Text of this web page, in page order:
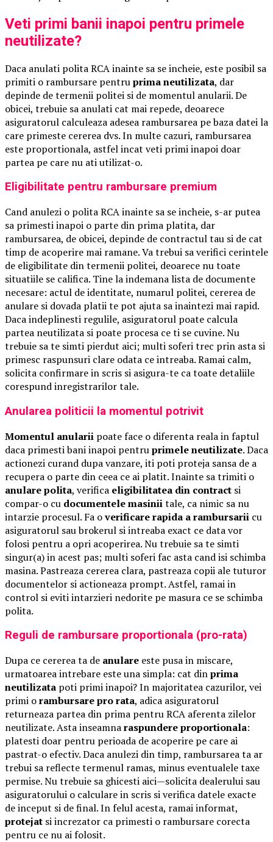
Veti primi banii inapoi pentru primele
neutilizate?
Daca anulati polita RCA inainte sa se incheie, este posibil sa
primiti o rambursare pentruprima neutilizata, dar
depinde de termenii politei si de momentul anularii. De
obicei, trebuie sa anulati cat mai repede, deoarece
asiguratorul calculeaza adesea rambursarea pe baza datei la
care primeste cererea dvs. In multe cazuri, rambursarea
este proportionala, astfel incat veti primi inapoi doar
partea pe care nu ati utilizat-o.
Eligibilitate pentru rambursare premium
Cand anulezi o polita RCA inainte sa se incheie, s-ar putea
sa primesti inapoi o parte din prima platita, dar
rambursarea, de obicei, depinde de contractul tau si de cat
timp de acoperire mai ramane. Va trebui sa verifici cerintele
de eligibilitate din termenii politei, deoarece nu toate
situatiile se califica. Tine la indemana lista de documente
necesare: actul de identitate, numarul politei, cererea de
anulare si dovada platii te pot ajuta sa inaintezi mai rapid.
Daca indeplinesti regulile, asiguratorul poate calcula
partea neutilizata si poate procesa ce ti se cuvine. Nu
trebuie sa te simti pierdut aici; multi soferi trec prin asta si
primesc raspunsuri clare odata ce intreaba. Ramai calm,
solicita confirmare in scris si asigura-te ca toate detaliile
corespund inregistrarilor tale.
Anularea politicii la momentul potrivit
Momentul anularii poate face o diferenta reala in faptul
daca primesti bani inapoi pentruprimele neutilizate. Daca
actionezi curand dupa vanzare, iti poti proteja sansa de a
recupera o parte din ceea ce ai platit. Inainte sa trimiti o
anulare polita, verifica eligibilitatea din contract si
compar-o cu documentele masiniitale, ca nimic sa nu
intarzie procesul. Fa overificare rapida a rambursarii cu
asiguratorul sau brokerul si intreaba exact ce data vor
folosi pentru a opri acoperirea. Nu trebuie sa te simti
singur(a) in acest pas; multi soferi fac asta cand isi schimba
masina. Pastreaza cererea clara, pastreaza copii ale tuturor
documentelor si actioneaza prompt. Astfel, ramai in
control si eviti intarzieri nedorite pe masura ce se schimba
polita.
Reguli de rambursare proportionala (pro-rata)
Dupa ce cererea ta de anulare este pusa in miscare,
urmatoarea intrebare este una simpla: cat dinprima
neutilizata poti primi inapoi? In majoritatea cazurilor, vei
primi orambursare pro rata, adica asiguratorul
returneaza partea din prima pentru RCA aferenta zilelor
neutilizate. Asta inseamnaraspundere proportionala:
platesti doar pentru perioada de acoperire pe care ai
pastrat-o efectiv. Daca anulezi din timp, rambursarea ta ar
trebui sa reflecte termenul ramas, minus eventualele taxe
permise. Nu trebuie sa ghicesti aici—solicita dealerului sau
asiguratorului o calculare in scris si verifica datele exacte
de inceput si de final. In felul acesta, ramai informat,
protejat si increzator ca primesti o rambursare corecta
pentru ce nu ai folosit.